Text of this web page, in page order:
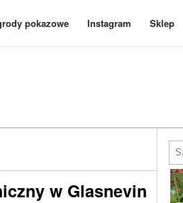
pokazowe Instagram Sklep
w Glasnevin